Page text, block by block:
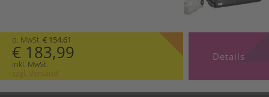
o. MwSt. € 154,61
€ 183,99
inkl. MwSt.
zzgl. Versand
Details